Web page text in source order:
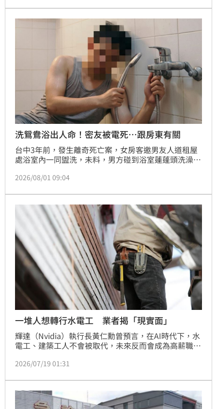
入，並已通報新北市勞檢處介入調查，釐清現場是否涉
及施工安全管理疏失，以確保勞工權益及後續責任歸
洗鴛鴦浴出人命！密友被電死…跟房東有關
台中3年前，發生離奇死亡案，女房客邀男友人道租屋
處浴室內一同盥洗，未料，男方碰到浴室蓮蓬頭洗澡
經追查，發現陳姓房東私接電線，導致漏電釀成悲劇，
死者家屬達成和解，獲判緩刑5年，緩刑期間付保護管
束，須履行賠償義務，應接受3場法治教育，可上訴。
2026/08/01 09:04
一堆人想轉行水電工 業者揭「現實面」
輝達（Nvidia）執行長黃仁勳曾預言，在AI時代下，水
電工、建築工人不會被取代，未來反而會成為高薪職
高薪就想轉行，甚至看了影片、上幾堂課就認為水電好
電線而已。」
2026/07/19 01:31